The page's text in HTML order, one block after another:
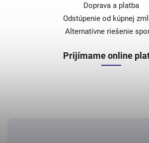
Doprava a platba
Odstúpenie od kúpnej
Alternatívne riešenie
Prijímame online